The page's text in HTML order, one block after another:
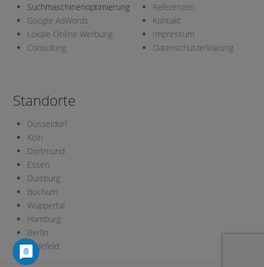
Suchmaschinenoptimierung
Google AdWords
Lokale Online Werbung
Consulting
Referenzen
Kontakt
Impressum
Datenschutzerklärung
Standorte
Düsseldorf
Köln
Dortmund
Essen
Duisburg
Bochum
Wuppertal
Hamburg
Berlin
Bielefeld